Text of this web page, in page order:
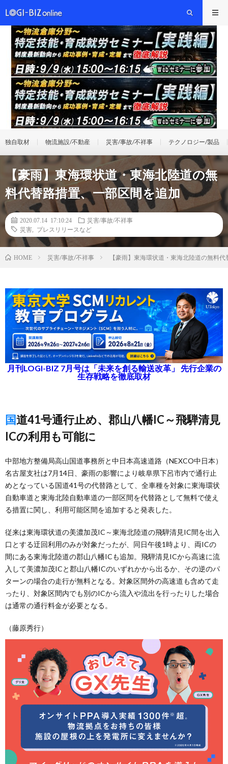
独自取材 物流施設/不動産 災害/事故/不祥事 テクノロジー/製品
【豪雨】東海環状道・東海北陸道の無
料代替路措置、一部区間を追加
2020.07.14 17:10:24
災害/事故/不祥事
災害
プレスリリースなど
HOME 災害/事故/不祥事 【豪雨】東海環状道・東海北陸道の無料
月刊LOGI-BIZ 7月号は「未来を創る輸送改革」 先行企業の
生存戦略を徹底取材
国道41号通行止め、郡山八幡IC～飛騨清見
ICの利用も可能に
中部地方整備局高山国道事務所と中日本高速道路（NEXCO中日本）
名古屋支社は7月14日、豪雨の影響により岐阜県下呂市内で通行止
めとなっている国道41号の代替路として、全車種を対象に東海環状
自動車道と東海北陸自動車道の一部区間を代替路として無料で使え
る措置に関し、利用可能区間を追加すると発表した。
従来は東海環状道の美濃加茂IC～東海北陸道の飛騨清見IC間を出入
口とする迂回利用のみが対象だったが、同日午後1時より、両ICの
間にある東海北陸道の郡山八幡ICも追加。飛騨清見ICから高速に流
入して美濃加茂ICと郡山八幡ICのいずれかから出るか、その逆のパ
ターンの場合の走行が無料となる。対象区間外の高速道も含めて走
ったり、対象区間内でも別のICから流入や流出を行ったりした場合
は通常の通行料金が必要となる。
（藤原秀行）